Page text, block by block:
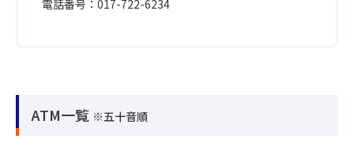
電話番号：017-722-6234
ATM一覧 ※五十音順